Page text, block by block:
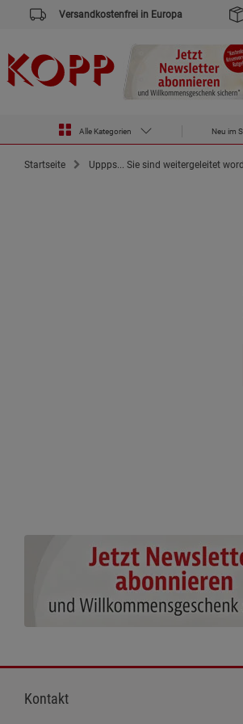
Versandkostenfrei in Europa
Alle Kategorien Neu im
Startseite Uppps... Sie sind weitergeleitet
Kontakt